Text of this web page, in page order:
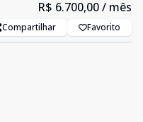
R$ 6.700,00/ mês
Compartilhar Favorito